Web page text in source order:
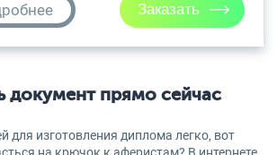
документ прямо сейчас
для изготовления диплома легко, вот